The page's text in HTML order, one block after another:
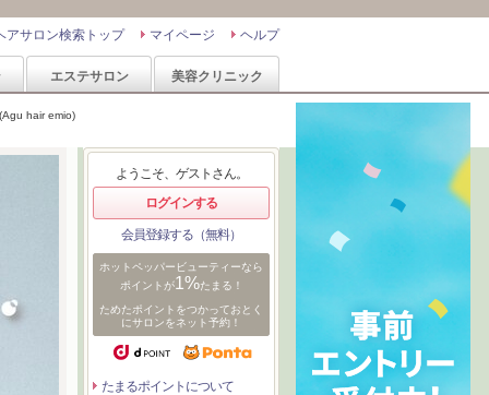
ヘルプ
マイページ
アサロン検索トップ
エステサロン 美容クリニック
hair emio)
ようこそ、ゲストさん。
ログインする
会員登録する（無料）
ホットペッパービューティーなら
ポイントが1%たまる！
ためたポイントをつかっておとく
にサロンをネット予約！
たまるポイントについて